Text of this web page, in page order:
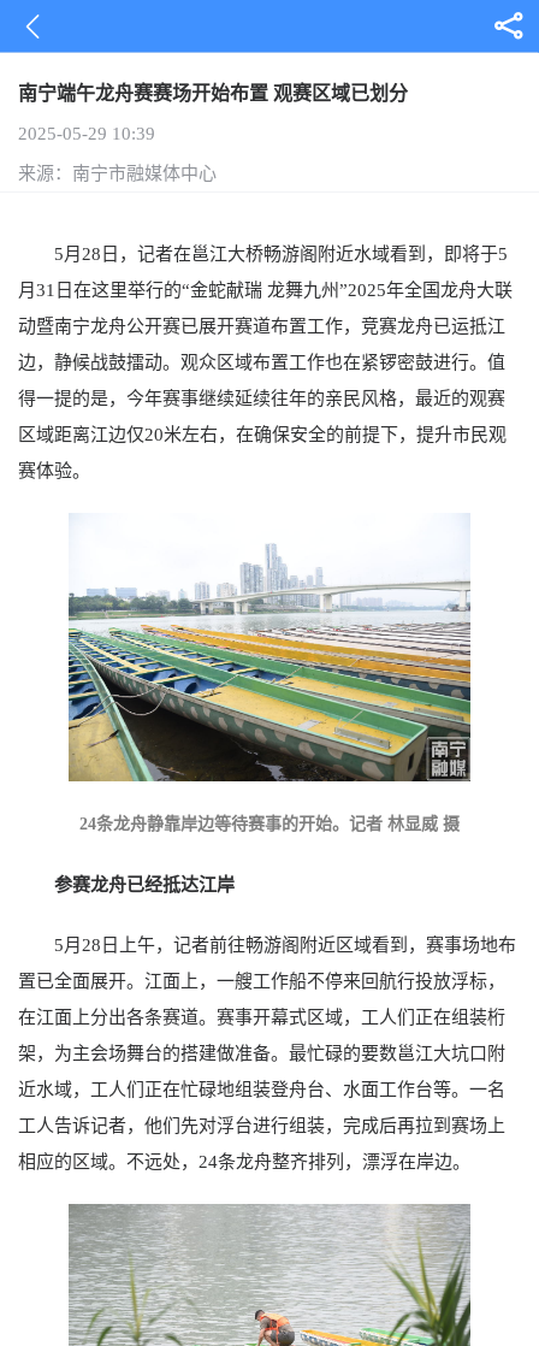
南宁端午龙舟赛赛场开始布置 观赛区域已划分
2025-05-29 10:39
来源：南宁市融媒体中心
5月28日，记者在邕江大桥畅游阁附近水域看到，即将于5
月31日在这里举行的“金蛇献瑞 龙舞九州”2025年全国龙舟大联
动暨南宁龙舟公开赛已展开赛道布置工作，竞赛龙舟已运抵江
边，静候战鼓擂动。观众区域布置工作也在紧锣密鼓进行。值
得一提的是，今年赛事继续延续往年的亲民风格，最近的观赛
区域距离江边仅20米左右，在确保安全的前提下，提升市民观
赛体验。
24条龙舟静靠岸边等待赛事的开始。记者 林显威 摄
参赛龙舟已经抵达江岸
5月28日上午，记者前往畅游阁附近区域看到，赛事场地布
置已全面展开。江面上，一艘工作船不停来回航行投放浮标，
在江面上分出各条赛道。赛事开幕式区域，工人们正在组装桁
架，为主会场舞台的搭建做准备。最忙碌的要数邕江大坑口附
近水域，工人们正在忙碌地组装登舟台、水面工作台等。一名
工人告诉记者，他们先对浮台进行组装，完成后再拉到赛场上
相应的区域。不远处，24条龙舟整齐排列，漂浮在岸边。